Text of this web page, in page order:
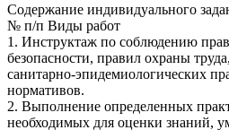
Содержание индивидуального
№ п/п Виды работ
1. Инструктаж по соблюдению
безопасности, правил охраны
санитарно-эпидемиологических
нормативов.
2. Выполнение определенных
необходимых для оценки знаний,